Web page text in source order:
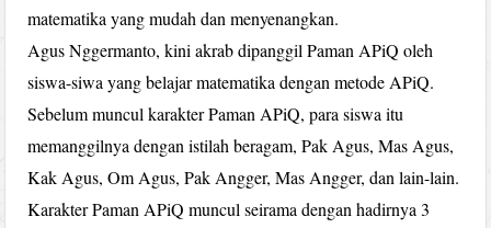
matematika yang mudah dan menyenangkan.
Agus Nggermanto, kini akrab dipanggil Paman APiQ oleh
siswa-siwa yang belajar matematika dengan metode APiQ.
Sebelum muncul karakter Paman APiQ, para siswa itu
memanggilnya dengan istilah beragam, Pak Agus, Mas Agus,
Kak Agus, Om Agus, Pak Angger, Mas Angger, dan lain-lain.
Karakter Paman APiQ muncul seirama dengan hadirnya 3